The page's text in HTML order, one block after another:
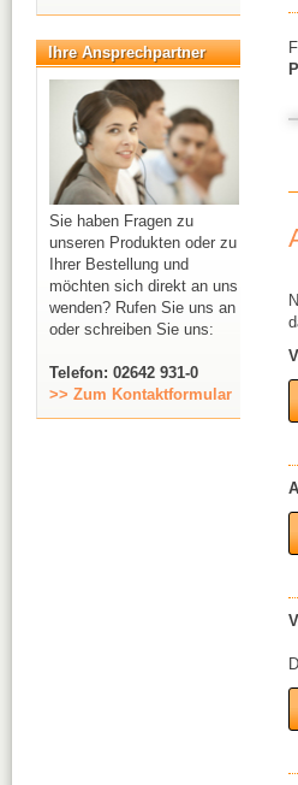
Ihre Ansprechpartner
Sie haben Fragen zu
unseren Produkten oder zu
Ihrer Bestellung und
möchten sich direkt an uns
wenden? Rufen Sie uns an
oder schreiben Sie uns:
Telefon: 02642 931-0
>> Zum Kontaktformular